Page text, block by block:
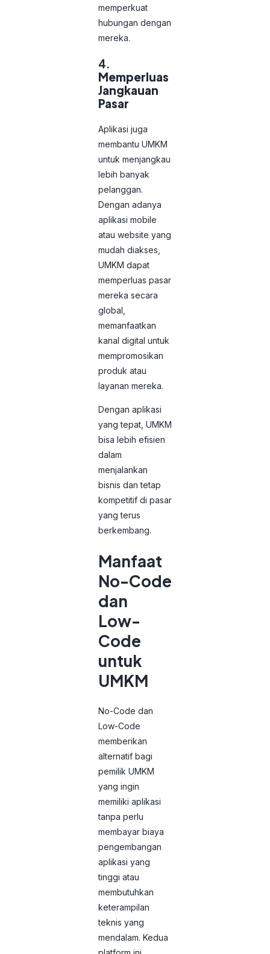
memperkuat
hubungan dengan
mereka.
4.
Memperluas
Jangkauan
Pasar
Aplikasi juga
membantu UMKM
untuk menjangkau
lebih banyak
pelanggan.
Dengan adanya
aplikasi mobile
atau website yang
mudah diakses,
UMKM dapat
memperluas pasar
mereka secara
global,
memanfaatkan
kanal digital untuk
mempromosikan
produk atau
layanan mereka.
Dengan aplikasi
yang tepat, UMKM
bisa lebih efisien
dalam
menjalankan
bisnis dan tetap
kompetitif di pasar
yang terus
berkembang.
Manfaat
No-Code
dan
Low-
Code
untuk
UMKM
No-Code dan
Low-Code
memberikan
alternatif bagi
pemilik UMKM
yang ingin
memiliki aplikasi
tanpa perlu
membayar biaya
pengembangan
aplikasi yang
tinggi atau
membutuhkan
keterampilan
teknis yang
mendalam. Kedua